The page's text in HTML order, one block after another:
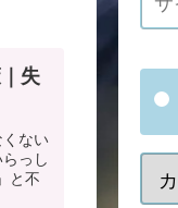
失
ない
っし
と不